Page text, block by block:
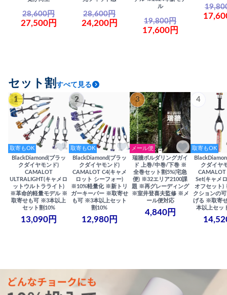
28,600円
27,500円
28,600円
24,200円
ル
19,800円
17,600円
セット割 すべて見る
1
取寄もOK
BlackDiamond(ブラッ
クダイヤモンド)
CAMALOT
ULTRALIGHT(キャメロ
ットウルトラライト)
※革命的軽量モデル ※
取寄せも可 ※3本以上
セット割10%
13,090円
2
取寄もOK
BlackDiamond(ブラッ
クダイヤモンド)
CAMALOT C4(キャメ
ロット シーフォー)
※10%軽量化 ※新トリ
ガーキーパー ※取寄せ
も可 ※3本以上セット
割10%
12,980円
3
メール便
瑞牆ボルダリングガイ
ド 上巻/中巻/下巻 ※
全巻セット割5%(宅急
便) ※32エリア2100課
題 ※再グレーディング
※室井登喜夫監修 ※メ
ール便対応
4,840円
4
取寄もOK
クダイヤ
Set(キャメ
オフセット)
クションの
げる ※取寄
本以上セッ